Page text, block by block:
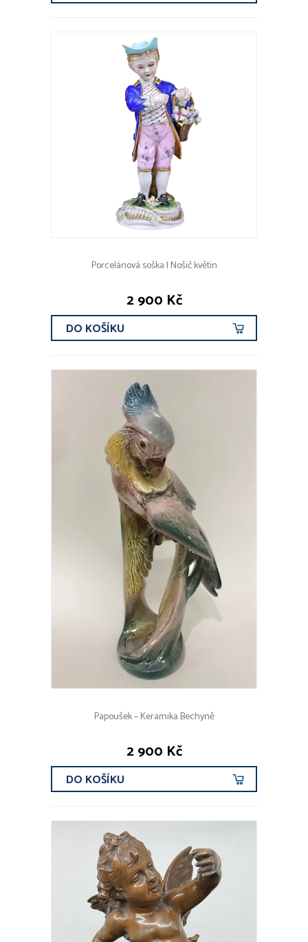
Porcelánová soška | Nošič květin
2 900 Kč
DO KOŠÍKU
Papoušek – Keramika Bechyně
2 900 Kč
DO KOŠÍKU